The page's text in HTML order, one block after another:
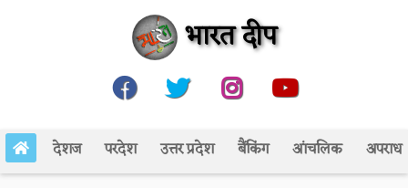
भारत दीप
देशज परदेश उत्तर प्रदेश बैंकिंग आंचलिक अपराध